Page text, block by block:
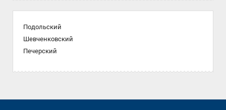
Подольский
Шевченковский
Печерский